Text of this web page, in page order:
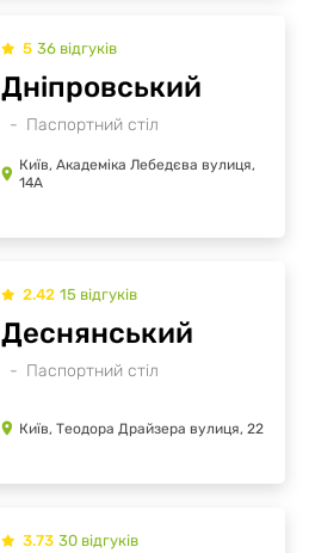
5 36 відгуків
Паспортний стіл
Дніпровський
Київ, Академіка Лебедєва вулиця,
14А
2.42 15 відгуків
Паспортний стіл
Деснянський
Київ, Теодора Драйзера вулиця, 22
3.73 30 відгуків